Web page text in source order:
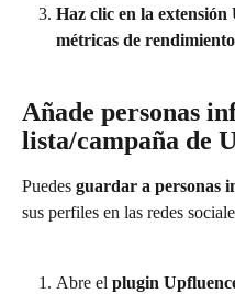
Haz clic en la
métricas de rendimiento
Añade personas
lista/campaña de
Puedes guardar a personas
sus perfiles en las redes
Abre el plugin